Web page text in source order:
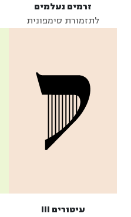
זרמים נעלמים
לתזמורת סימפונית
עיטורים III